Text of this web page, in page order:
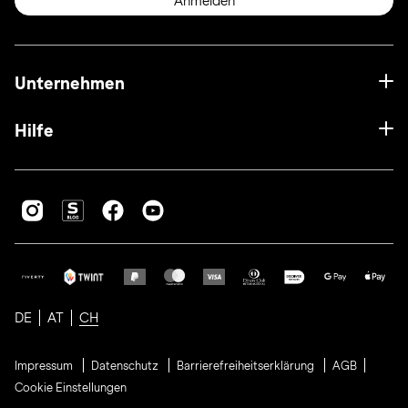
Unternehmen
Hilfe
DE AT CH
Impressum Datenschutz Barrierefreiheitserklärung
AGB
Cookie Einstellungen